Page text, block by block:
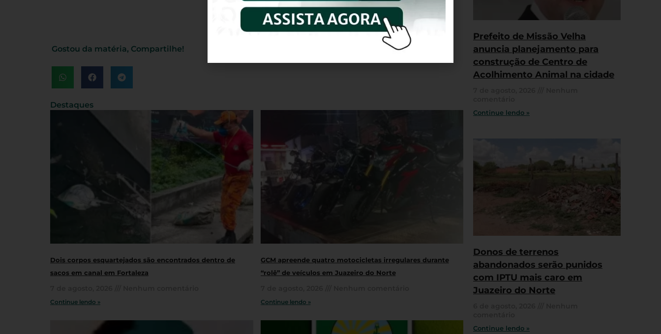
Gostou da matéria, Compartilhe!
Destaques
Dois corpos esquartejados são encontrados dentro de
sacos em canal em Fortaleza
Continue lendo »
GCM apreende quatro motocicletas irregulares durante
“rolê” de veículos em Juazeiro do Norte
Continue lendo »
Prefeito de Missão Velha
anuncia planejamento para
construção de Centro de
Acolhimento Animal na cidade
Continue lendo »
Donos de terrenos
abandonados serão punidos
com IPTU mais caro em
Juazeiro do Norte
Continue lendo »